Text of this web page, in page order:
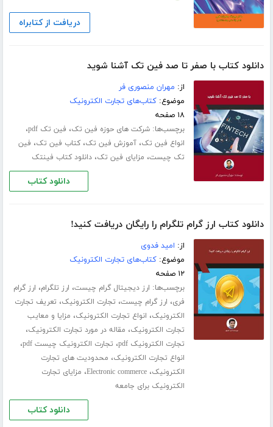
دریافت از کتابراه
دانلود کتاب با صفر تا صد فین تک آشنا شوید
از: مهران منصوری فر
موضوع:کتاب‌های تجارت الکترونیک
۱۸ صفحه
برچسب‌ها:شرکت های حوزه فین تک، فین تک pdf ،
انواع فین تک،آموزش فین تک،کتاب فین تک، فین
تک چیست، مزایای فین تک،دانلود کتاب فینتک
دانلود کتاب
دانلود کتاب ارز گرام تلگرام را رایگان دریافت کنید!
از: امید فدوی
موضوع:کتاب‌های تجارت الکترونیک
۱۲ صفحه
برچسب‌ها: ارز دیجیتال گرام چیست، ارز تلگرام، ارز گرام
فری، ارز گرام چیست، تجارت الکترونیک، تعریف تجارت
الکترونیک، انواع تجارت الکترونیک، مزایا و معایب
تجارت الکترونیک، مقاله در مورد تجارت الکترونیک،
تجارت الکترونیک pdf ، تجارت الکترونیک چیست pdf ،
انواع تجارت الکترونیک، محدودیت های تجارت
الکترونیک،Electronic commerce، مزایای تجارت
الکترونیک برای جامعه
دانلود کتاب